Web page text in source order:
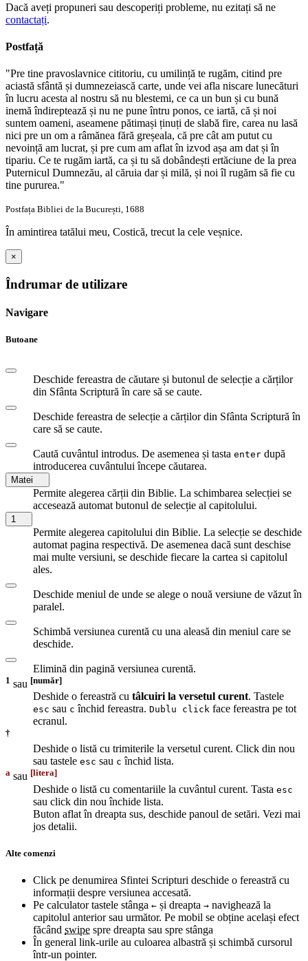
Dacă aveți propuneri sau descoperiți probleme, nu ezitați să ne
contactați.
Postfață
"Pre tine pravoslavnice cititoriu, cu umilință te rugăm, citind pre
aciastă sfântă și dumnezeiască carte, unde vei afla niscare lunecături
în lucru acesta al nostru să nu blestemi, ce ca un bun și cu bună
inemă îndireptează și nu ne pune întru ponos, ce iartă, că și noi
suntem oameni, aseamene pătimași ținuți de slabă fire, carea nu lasă
nici pre un om a râmănea fără greșeala, că pre cât am putut cu
nevoință am lucrat, și pre cum am aflat în izvod așa am dat și în
tipariu. Ce te rugăm iartă, ca și tu să dobândești ertăciune de la prea
Puternicul Dumnezău, al căruia dar și milă, și noi îl rugăm să fie cu
tine pururea."
Postfața Bibliei de la București, 1688
În amintirea tatălui meu, Costică, trecut la cele veșnice.
×
Îndrumar de utilizare
Navigare
Butoane
Deschide fereastra de căutare și butonul de selecție a cărților
din Sfânta Scriptură în care să se caute.
Deschide fereastra de selecție a cărților din Sfânta Scriptură în
care să se caute.
Caută cuvântul introdus. De asemenea și tasta enter după
introducerea cuvântului începe căutarea.
Matei
Permite alegerea cărții din Biblie. La schimbarea selecției se
accesează automat butonul de selecție al capitolului.
1
Permite alegerea capitolului din Biblie. La selecție se deschide
automat pagina respectivă. De asemenea dacă sunt deschise
mai multe versiuni, se deschide fiecare la cartea si capitolul
ales.
Deschide meniul de unde se alege o nouă versiune de văzut în
paralel.
Schimbă versiunea curentă cu una aleasă din meniul care se
deschide.
Elimină din pagină versiunea curentă.
1 sau [număr]
Deshide o fereastră cu tâlcuiri la versetul curent. Tastele
esc sau c închid fereastra. Dublu click face fereastra pe tot
ecranul.
†
Deshide o listă cu trimiterile la versetul curent. Click din nou
sau tastele esc sau c închid lista.
a sau [litera]
Deshide o listă cu comentariile la cuvântul curent. Tasta esc
sau click din nou închide lista.
Buton aflat în dreapta sus, deschide panoul de setări. Vezi mai
jos detalii.
Alte comenzi
Click pe denumirea Sfintei Scripturi deschide o fereastră cu
informații despre versiunea accesată.
Pe calculator tastele stânga ← și dreapta → navighează la
capitolul anterior sau următor. Pe mobil se obține același efect
făcând swipe spre dreapta sau spre stânga
În general link-urile au culoarea albastră și schimbă cursorul
într-un pointer.